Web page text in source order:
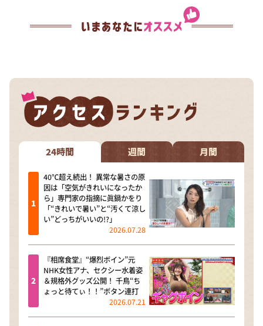
24時間 週間 月間
40℃超え続出！ 異常な暑さの原
因は「空気がきれいになったか
ら」専門家の指摘に眞鍋かをり
「“きれいで暑い”と“汚くて涼し
い”どっちがいいの!?」
2026.07.28
『相席食堂』“爆烈ボイン”元
NHK女性アナ、セクシー水着姿
＆規格外グッズ公開！ 千鳥“ち
ょっと待てぃ！！”ボタン連打
2026.07.21